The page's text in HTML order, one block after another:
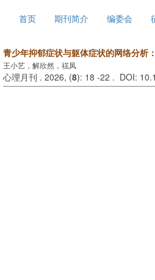
首页 期刊简介 编委会
青少年抑郁症状与躯体症状的网络分析
王小艺，解欣然，禚凤
心理月刊 . 2026, (8): 18 -22 . DOI: